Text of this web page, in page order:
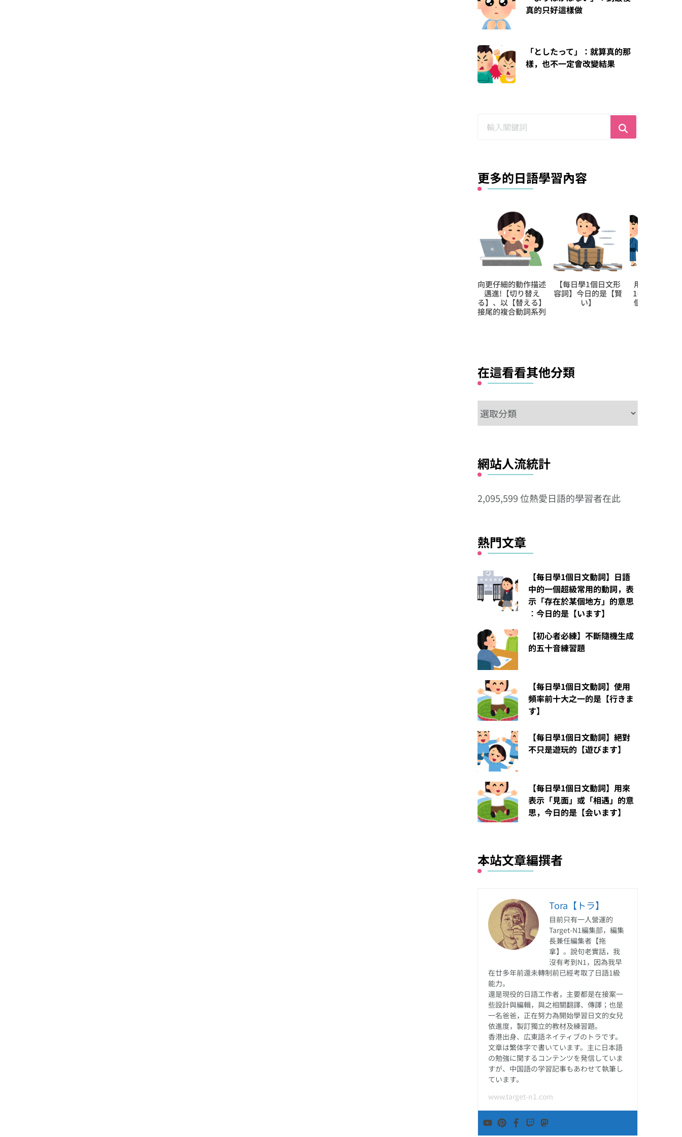
真的只好這樣做
「としたって」：就算真的那
樣，也不一定會改變結果
更多的日語學習內容
向更仔細的動作描述
邁進!【切り替え
る】、以【替える】
接尾的複合動詞系列
【每日學1個日文形
容詞】今日的是【賢
い】
用聽解聽熟日
10回【一盒有
個？】的日常
在這看看其他分類
在
這
其
分
網站人流統計
2,095,599 位熱愛日語的學習者在此
熱門文章
【每日學1個日文動詞】日語
中的一個超級常用的動詞，表
示「存在於某個地方」的意思
︰今日的是【います】
【初心者必練】不斷隨機生成
的五十音練習題
【每日學1個日文動詞】使用
頻率前十大之一的是【行きま
す】
【每日學1個日文動詞】絕對
不只是遊玩的【遊びます】
【每日學1個日文動詞】用來
表示「見面」或「相遇」的意
思，今日的是【会います】
本站文章編撰者
Tora【トラ】
目前只有一人營運的
Target-N1編集部，編集
長兼任編集者【拖
拿】。說句老實話，我
沒有考到N1，因為我早
在廿多年前還未轉制前已經考取了日語1級
能力。
還是現役的日語工作者，主要都是在接案一
些設計與編輯，與之相關翻譯、傳譯；也是
一名爸爸，正在努力為開始學習日文的女兒
依進度，製訂獨立的教材及練習題。
香港出身、広東語ネイティブのトラです。
文章は繁体字で書いています。主に日本語
の勉強に関するコンテンツを発信していま
すが、中国語の学習記事もあわせて執筆し
ています。
www.target-n1.com